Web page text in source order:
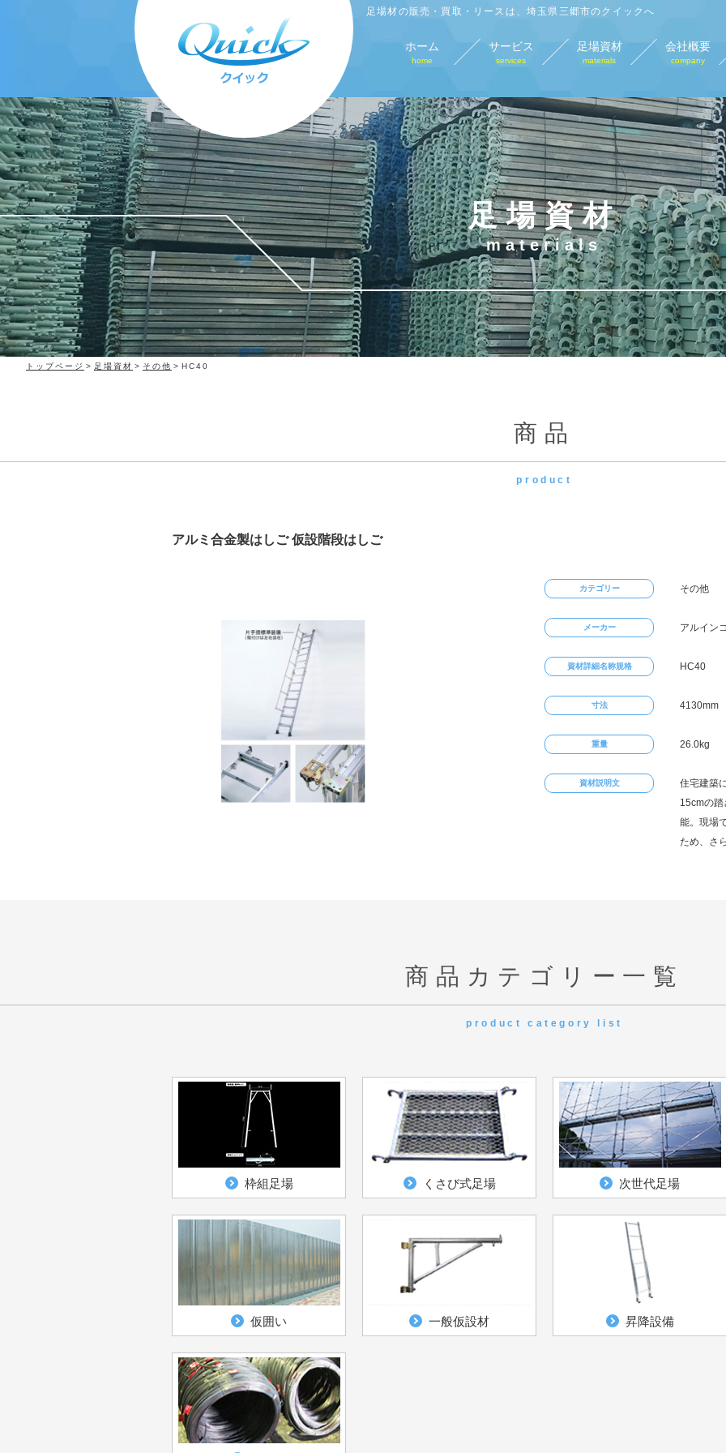
足場材の販売・買取・リースは、埼玉県三郷市のクイックへ
ホーム
home
サービス
services
足場材販売
sales
足場材買取
purchase
足場材リース
lease
仮
足場資材
materials
会社概要
company
足場資材
materials
トップページ 足場資材 その他 HC40
商品
product
アルミ合金製はしご 仮設階段はしご
カテゴリー その他
メーカー アルイン
資材詳細名称規格 HC40
寸法 4130mm
重量 26.0kg
資材説明文
住宅建築
15cmの
能。現場
ため、さ
商品カテゴリー一覧
product category list
枠組足場 くさび式足場 次世代足場
仮囲い 一般仮設材 昇降設備